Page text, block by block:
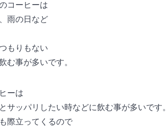
コーヒーは
雨の日など
もりもない
む事が多いです。
ーは
サッパリしたい時などに飲む事が多いです。
際立ってくるので